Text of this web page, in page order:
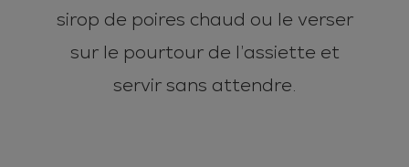
sirop de poires chaud ou le verser
sur le pourtour de l’assiette et
servir sans attendre.